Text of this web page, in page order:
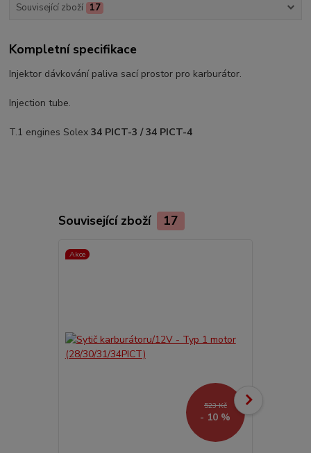
Související zboží 17
Kompletní specifikace
Injektor dávkování paliva sací prostor pro karburátor.
Injection tube.
T.1 engines Solex34 PICT-3 / 34 PICT-4
Související zboží 17
Akce
523 Kč
- 10 %